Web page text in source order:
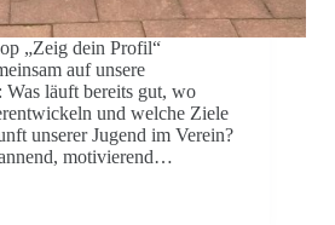
„Zeig dein Profil“
auf unsere
Was läuft bereits gut, wo
und welche Ziele
unserer Jugend im Verein?
motivierend…